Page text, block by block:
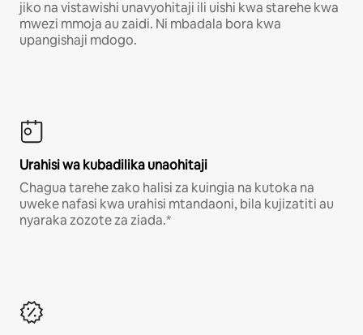
jiko na vistawishi unavyohitaji ili uishi kwa starehe kwa
mwezi mmoja au zaidi. Ni mbadala bora kwa
upangishaji mdogo.
Urahisi wa kubadilika unaohitaji
Chagua tarehe zako halisi za kuingia na kutoka na
uweke nafasi kwa urahisi mtandaoni, bila kujizatiti au
nyaraka zozote za ziada.*